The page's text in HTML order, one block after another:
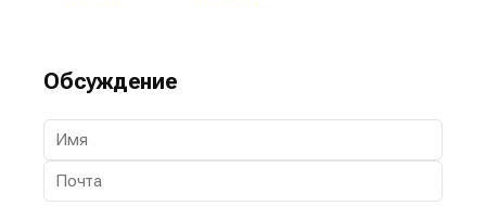
Обсуждение